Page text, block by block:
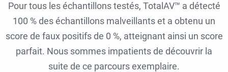
Pour tous les échantillons testés, TotalAV™ a détecté
100 % des échantillons malveillants et a obtenu un
score de faux positifs de 0 %, atteignant ainsi un score
parfait. Nous sommes impatients de découvrir la
suite de ce parcours exemplaire.